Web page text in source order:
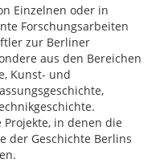
Einzelnen oder in
Forschungsarbeiten
zur Berliner
aus den Bereichen
Kunst- und
in denen die
der Geschichte Berlins